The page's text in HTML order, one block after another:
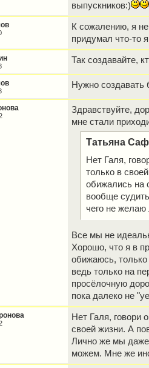
выпускников:)
К сожалению, я
придумал что-то
Так создавайте,
Нужно
Здравствуйте,
мне стали
Татьяна
Нет Галя,
только в
обижались на
вообще
чего не
Все мы не
Хорошо, что я в
обижаюсь, только
ведь только на
просёлочную
пока далеко не
Нет Галя, говори
своей жизни. А
Лично же мы даже
можем. Мне же